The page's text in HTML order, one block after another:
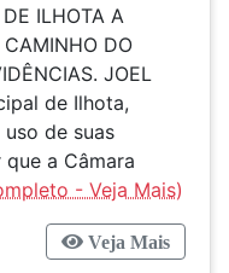
ILHOTA A
CAMINHO DO
JOEL
de Ilhota,
de suas
a Câmara
Veja Mais